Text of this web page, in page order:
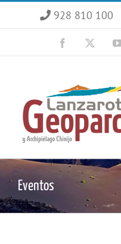
928 810 100
Facebook
Eventos